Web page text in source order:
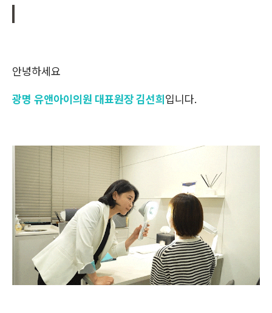
안녕하세요
광명 유앤아이의원 대표원장 김선희입니다.